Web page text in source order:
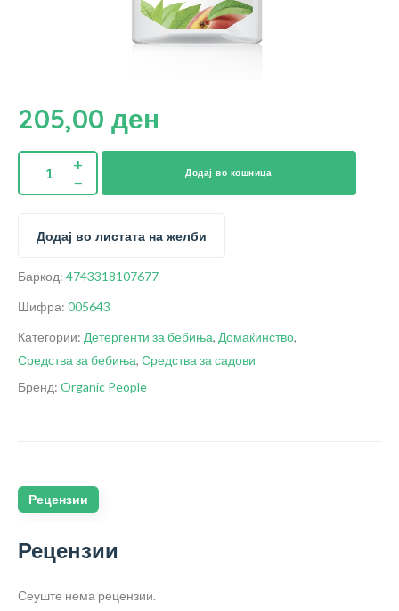
205,00 ден
Додај во кошница
Додај во листата на желби
Баркод: 4743318107677
Шифра: 005643
Категории: Детергенти за бебиња, Домаќинство,
Средства за бебиња, Средства за садови
Бренд: Organic People
Рецензии
Рецензии
Сеуште нема рецензии.